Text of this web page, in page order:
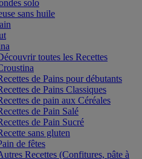
solo
sans huile
toutes les Recettes
de Pains pour débutants
de Pains Classiques
de pain aux Céréales
de Pain Salé
de Pain Sucré
sans gluten
de fêtes
Recettes (Confitures, pâte à